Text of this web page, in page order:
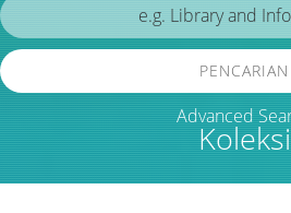
Koleksi
PENCARIAN
Advanced